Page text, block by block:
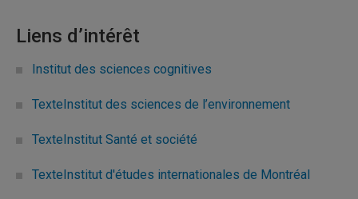
Liens d’intérêt
Institut des sciences cognitives
TexteInstitut des sciences de l’environnement
TexteInstitut Santé et société
TexteInstitut d'études internationales de Montréal